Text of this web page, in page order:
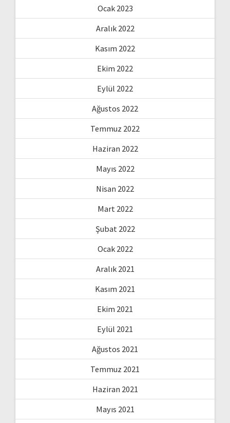
Ocak 2023
Aralık 2022
Kasım 2022
Ekim 2022
Eylül 2022
Ağustos 2022
Temmuz 2022
Haziran 2022
Mayıs 2022
Nisan 2022
Mart 2022
Şubat 2022
Ocak 2022
Aralık 2021
Kasım 2021
Ekim 2021
Eylül 2021
Ağustos 2021
Temmuz 2021
Haziran 2021
Mayıs 2021